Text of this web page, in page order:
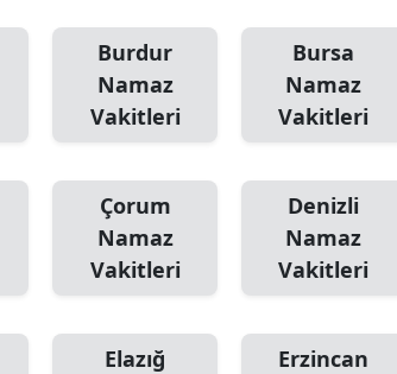
Samsun
Sivas
Trabzon
Burdur
Namaz
Vakitleri
Bursa
Namaz
Vakitleri
Çorum
Namaz
Vakitleri
Denizli
Namaz
Vakitleri
Elazığ
Erzincan